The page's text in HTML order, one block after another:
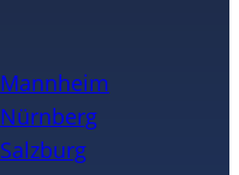
Mannheim
Nürnberg
Salzburg